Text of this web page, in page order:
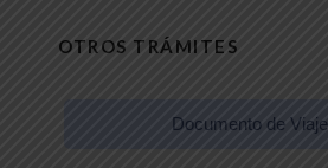
OTROS TRÁMITES
Documento de Viaje